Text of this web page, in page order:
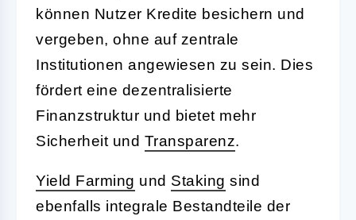
können Nutzer Kredite besichern und
vergeben, ohne auf zentrale
Institutionen angewiesen zu sein. Dies
fördert eine dezentralisierte
Finanzstruktur und bietet mehr
Sicherheit und Transparenz.
Yield Farming und Staking sind
ebenfalls integrale Bestandteile der